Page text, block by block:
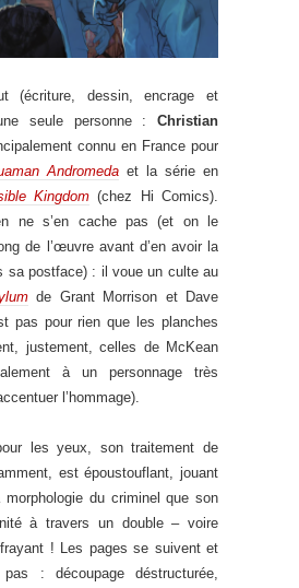
(écriture, dessin, encrage et
seule personne : Christian
connu en France pour
Andromeda et la série en
Kingdom (chez Hi Comics).
ne s’en cache pas (et on le
de l’œuvre avant d’en avoir la
sa postface) : il voue un culte au
de Grant Morrison et Dave
pas pour rien que les planches
justement, celles de McKean
à un personnage très
l’hommage).
les yeux, son traitement de
est époustouflant, jouant
du criminel que son
à travers un double – voire
! Les pages se suivent et
: découpage déstructurée,